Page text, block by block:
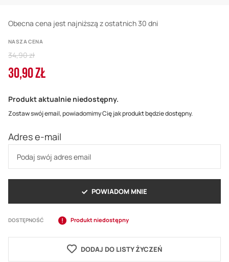
Obecna cena jest najniższą z ostatnich 30 dni
NASZA CENA
Cena
30,90 ZŁ
Regular
Price
34,90 zł
Produkt aktualnie niedostępny.
Zostaw swój email, powiadomimy Cię jak produkt będzie dostępny.
Adres e-mail
POWIADOM MNIE
DOSTĘPNOŚĆ Produkt niedostępny
DODAJ DO LISTY ŻYCZEŃ